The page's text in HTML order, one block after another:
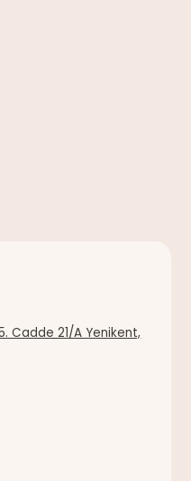
Cadde 21/A Yenikent,